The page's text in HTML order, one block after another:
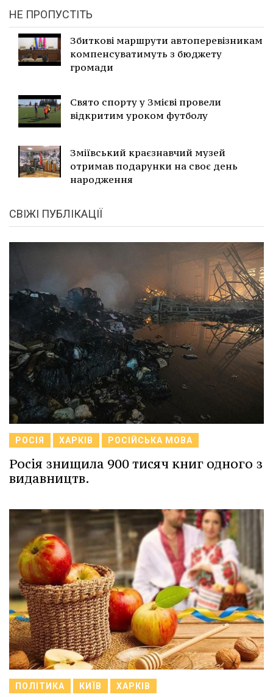
НЕ ПРОПУСТІТЬ
Збиткові маршрути автоперевізникам
компенсуватимуть з бюджету
громади
Свято спорту у Змієві провели
відкритим уроком футболу
Зміївський краєзнавчий музей
отримав подарунки на своє день
народження
СВІЖІ ПУБЛІКАЦІЇ
РОСІЯ ХАРКІВ РОСІЙСЬКА МОВА
Росія знищила 900 тисяч книг одного з
видавництв.
ПОЛІТИКА КИЇВ ХАРКІВ